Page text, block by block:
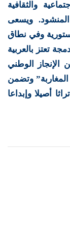
والثقافية
ويسعى
وفي نطاق
تعتز بالعربية
الإنجاز الوطني
المغاربة” وتضمن
أصيلا وإبداعا